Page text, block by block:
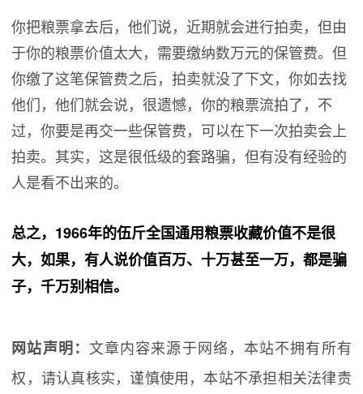
你把粮票拿去后，他们说，近期就会进行拍卖，但由
于你的粮票价值太大，需要缴纳数万元的保管费。但
你缴了这笔保管费之后，拍卖就没了下文，你如去找
他们，他们就会说，很遗憾，你的粮票流拍了，不
过，你要是再交一些保管费，可以在下一次拍卖会上
拍卖。其实，这是很低级的套路骗，但有没有经验的
人是看不出来的。
总之，1966年的伍斤全国通用粮票收藏价值不是很
大，如果，有人说价值百万、十万甚至一万，都是骗
子，千万别相信。
网站声明： 文章内容来源于网络，本站不拥有所有
权，请认真核实，谨慎使用，本站不承担相关法律责